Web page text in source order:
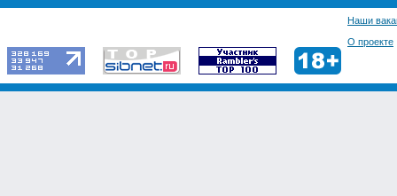
Наши
О проекте